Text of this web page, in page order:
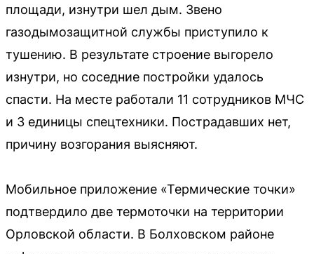
площади, изнутри шел дым. Звено
газодымозащитной службы приступило к
тушению. В результате строение выгорело
изнутри, но соседние постройки удалось
спасти. На месте работали 11 сотрудников МЧС
и 3 единицы спецтехники. Пострадавших нет,
причину возгорания выясняют.
Мобильное приложение «Термические точки»
подтвердило две термоточки на территории
Орловской области. В Болховском районе